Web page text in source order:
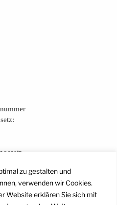
zu gestalten und
verwenden wir Cookies.
Website erklären Sie sich mit